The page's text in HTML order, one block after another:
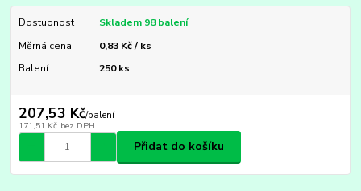
Dostupnost
Skladem 98 balení
Měrná cena
0,83 Kč / ks
Balení
250 ks
207,53 Kč/balení
171,51 Kč bez DPH
Přidat do košíku